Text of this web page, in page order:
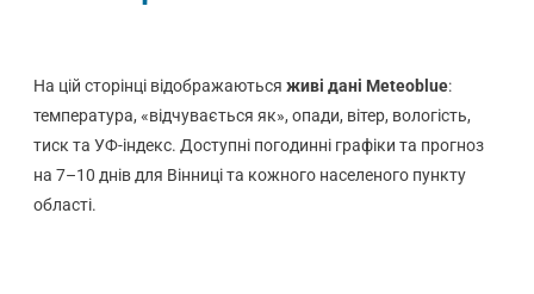
На цій сторінці відображаються живі дані Meteoblue:
температура, «відчувається як», опади, вітер, вологість,
тиск та УФ-індекс. Доступні погодинні графіки та прогноз
на 7–10 днів для Вінниці та кожного населеного пункту
області.